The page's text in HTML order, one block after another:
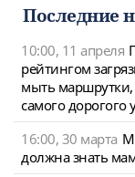
Последние
10:00, 11 апреля
рейтингом
мыть маршрутки,
самого дорогого
16:00, 30 марта
должна знать